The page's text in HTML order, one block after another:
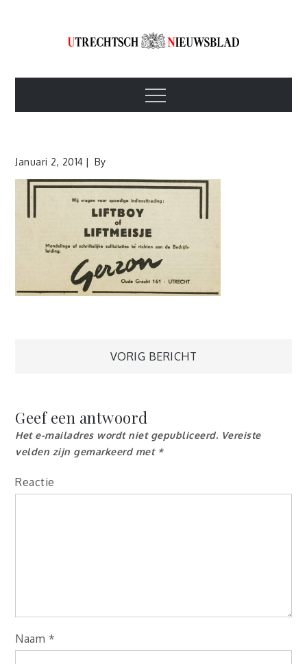
Utrechtsch
Nieuwsblad
1893-1967
Menu
Januari 2, 2014 By
Berichtnavigatie
VORIG BERICHT
Geef een antwoord
Het e-mailadres wordt niet gepubliceerd. Vereiste
velden zijn gemarkeerd met *
Reactie
Naam *